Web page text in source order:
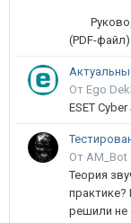
(PDF-файл)
От Ego
ESET
От AM_Bot
Теория
практике?
решили не